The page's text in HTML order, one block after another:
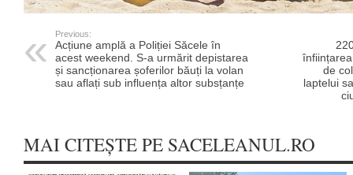
Previous:
Acțiune amplă a Poliției Săcele în
acest weekend. S-a urmărit depistarea
și sancționarea șoferilor băuți la volan
sau aflați sub influența altor subsțanțe
de
laptelui
MAI CITEȘTE PE SACELEANUL.RO